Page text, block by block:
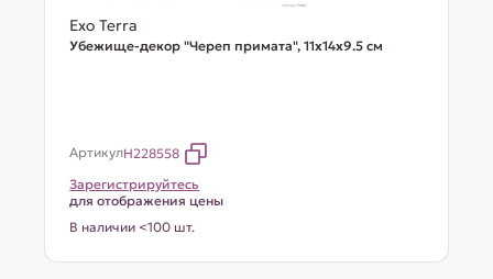
Exo Terra
Убежище-декор "Череп примата", 11х14х9.5 см
АртикулH228558
Зарегистрируйтесь
для отображения цены
В наличии <100 шт.